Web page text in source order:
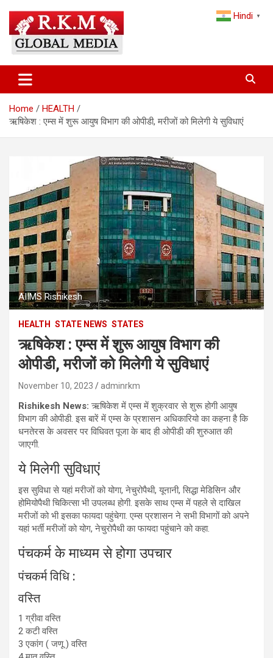
content
Latest Hindi News & Breaking
News – RKM Global Media
and the World
Home
HEALTH
ऋषिकेश : एम्स में शुरू आयुष विभाग की ओपीडी, मरीजों को मिलेगी ये सुविधाएं
AIIMS Rishikesh
HEALTH STATE NEWS STATES
ऋषिकेश : एम्स में शुरू आयुष विभाग की
ओपीडी, मरीजों को मिलेगी ये सुविधाएं
November 10, 2023 adminrkm
Rishikesh News: ऋषिकेश में एम्स में शुक्रवार से शुरू होगी आयुष
विभाग की ओपीडी. इस बारें में एम्स के प्रशासन अधिकारियो का कहना है कि
धनतेरस के अवसर पर विधिवत पूजा के बाद ही ओपीडी की शुरुआत की
जाएगी.
ये मिलेगी सुविधाएं
इस सुविधा से यहां मरीजों को योगा, नेचुरोपैथी, यूनानी, सिद्धा मेडिसिन और
होमियोपैथी चिकित्सा भी उपलब्ध होगी. इसके साथ एम्स में पहले से दाखिल
मरीजों को भी इसका फायदा पहुंचेगा. एम्स प्रशासन ने सभी विभागों को अपने
यहां भर्ती मरीजों को योग, नेचुरोपैथी का फायदा पहुंचाने को कहा.
पंचकर्म के माध्यम से होगा उपचार
पंचकर्म विधि :
वस्ति
1 ग्रीवा वस्ति
2 कटी वस्ति
3 एकांग ( जणू ) वस्ति
Hindi ▼